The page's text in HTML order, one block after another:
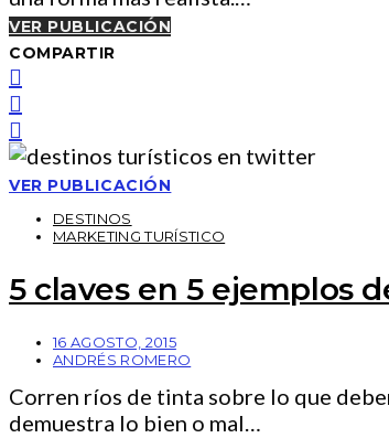
VER PUBLICACIÓN
COMPARTIR
VER PUBLICACIÓN
DESTINOS
MARKETING TURÍSTICO
5 claves en 5 ejemplos
16 AGOSTO, 2015
ANDRÉS ROMERO
Corren ríos de tinta sobre lo que
demuestra lo bien o mal…